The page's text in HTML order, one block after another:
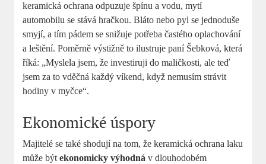
keramická ochrana odpuzuje špínu a vodu,⁣ mytí
automobilu se stává hračkou. ⁢Bláto‍ nebo ‌pyl se⁣ jednoduše
smyjí, a ⁣tím pádem se snižuje potřeba častého oplachování
a‍ leštění. Poměrně výstižně to ilustruje paní⁤ Šebková, která
říká: „Myslela jsem, že investiruji do maličkosti, ale teď
jsem za to⁤ vděčná každý víkend, když nemusím strávit
hodiny v myčce“.
Ekonomické úspory
Majitelé se‍ také shodují na tom, že keramická ochrana laku
může býtekonomicky ⁤výhodná v dlouhodobém